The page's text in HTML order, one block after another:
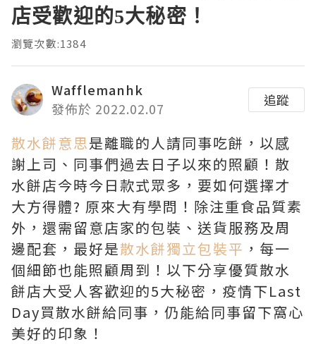
店受歡迎的5大秘密！
瀏覽次數:1384
Wafflemanhk
發佈於 2022.02.07
追蹤
散水餅意思是離職的人請同事吃餅，以感
謝上司、同事們過去日子以來的照顧！散
水餅店今時今日款式眾多，要如何選擇才
大方得體? 原來大有學問！除注重食品質素
外，還需留意店家的包裝、送貨服務及周
邊配套，最好是散水餅獨立包裝平 ，每一
個細節也能照顧周到！以下分享優質散水
餅店大受人客歡迎的5大秘密，疫情下Last
Day買散水餅給同事，仍能給同事留下窩心
美好的印象！